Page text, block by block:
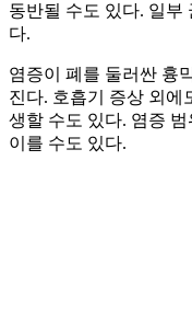
동반될 수도 있다. 일부
다.
염증이 폐를 둘러싼 흉
진다. 호흡기 증상 외에
생할 수도 있다. 염증
이를 수도 있다.